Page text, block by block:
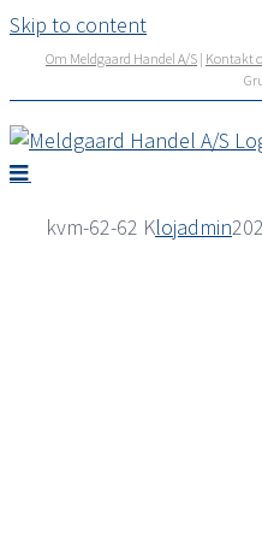
Skip to content
Om Meldgaard Handel A/S | Kontakt
kvm-62-62 Klojadmin